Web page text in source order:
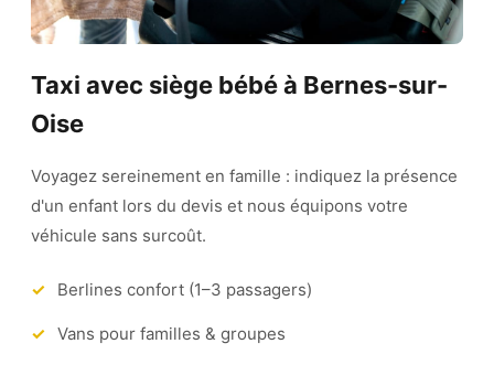
Taxi avec siège bébé à Bernes-sur-
Oise
Voyagez sereinement en famille : indiquez la présence
d'un enfant lors du devis et nous équipons votre
véhicule sans surcoût.
Berlines confort (1–3 passagers)
Vans pour familles & groupes